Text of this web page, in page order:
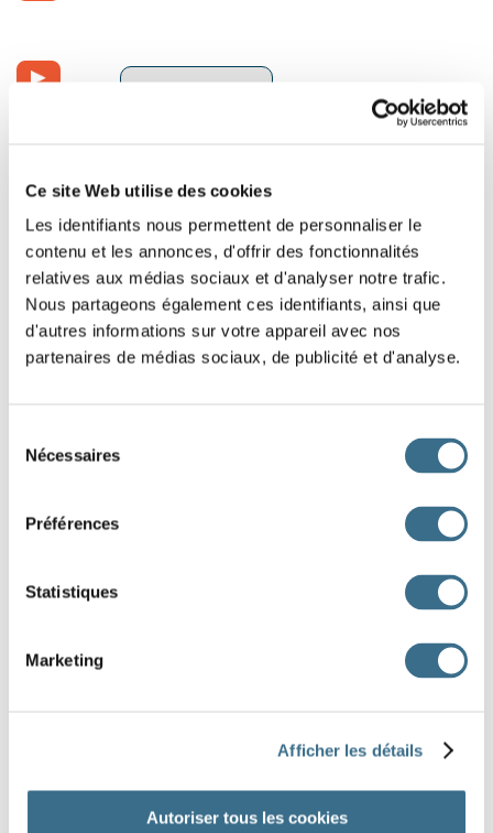
Ce site Web utilise des cookies
Les identifiants nous permettent de personnaliser le
contenu et les annonces, d'offrir des fonctionnalités
relatives aux médias sociaux et d'analyser notre trafic.
Nous partageons également ces identifiants, ainsi que
d'autres informations sur votre appareil avec nos
partenaires de médias sociaux, de publicité et d'analyse.
Nécessaires
Préférences
Statistiques
Marketing
Afficher les détails
Autoriser tous les cookies